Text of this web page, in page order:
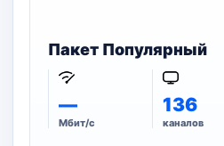
Пакет Популярный
—
Мбит/с
136
каналов